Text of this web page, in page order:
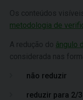
Os conteúdos
metodologia de
A redução do ângulo
considerada nas
não reduzir
reduzir para 2/